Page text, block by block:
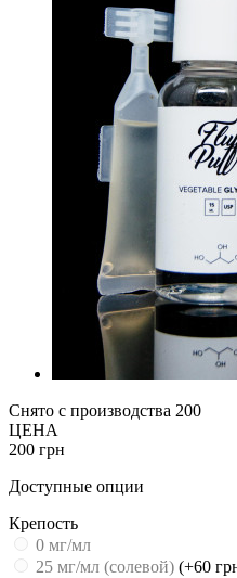
Снято с производства 200
ЦЕНА
200 грн
Доступные опции
Крепость
0 мг/мл
25 мг/мл (cолевой) (+60